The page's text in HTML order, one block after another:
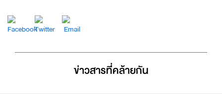
ข่าวสารที่่คล้ายกัน